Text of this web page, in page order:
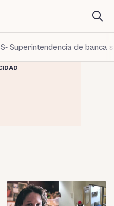
Superintendencia de banca